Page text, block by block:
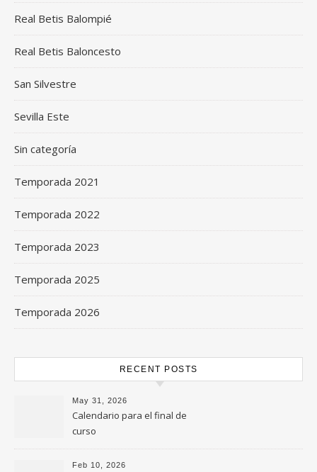
Real Betis Balompié
Real Betis Baloncesto
San Silvestre
Sevilla Este
Sin categoría
Temporada 2021
Temporada 2022
Temporada 2023
Temporada 2025
Temporada 2026
RECENT POSTS
May 31, 2026
Calendario para el final de
curso
Feb 10, 2026